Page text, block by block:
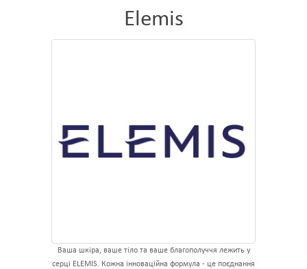
Elemis
Ваша шкіра, ваше тіло та ваше благополуччя лежить у
серці ELEMIS. Кожна інноваційна формула - це поєднання